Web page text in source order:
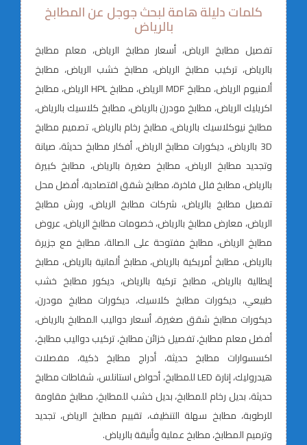
كلمات دليلة هامة لبحث جوجل عن المطابخ
بالرياض
تفصيل مطابخ الرياض، أسعار مطابخ الرياض، معلم مطابخ
بالرياض، تركيب مطابخ الرياض، مطابخ خشب الرياض، مطابخ
ألمنيوم الرياض، مطابخ MDF الرياض، مطابخ HPL الرياض، مطابخ
اكريليك الرياض، مطابخ مودرن بالرياض، مطابخ كلاسيك بالرياض،
مطابخ نيوكلاسيك بالرياض، مطابخ رخام بالرياض، تصميم مطابخ
3D بالرياض، ديكورات مطابخ الرياض، أفكار مطابخ حديثة، صيانة
وتجديد مطابخ الرياض، مطابخ صغيرة بالرياض، مطابخ كبيرة
بالرياض، مطابخ فلل فاخرة، مطابخ شقق اقتصادية، أفضل محل
تفصيل مطابخ بالرياض، شركات مطابخ الرياض، ورش مطابخ
الرياض، معارض مطابخ بالرياض، خصومات مطابخ الرياض، عروض
مطابخ الرياض، مطابخ مفتوحة على الصالة، مطابخ مع جزيرة
بالرياض، مطابخ أمريكية بالرياض، مطابخ ألمانية بالرياض، مطابخ
إيطالية بالرياض، مطابخ تركية بالرياض، ديكور مطابخ خشب
طبيعي، ديكورات مطابخ كلاسيك، ديكورات مطابخ مودرن،
ديكورات مطابخ شقق صغيرة، أسعار دواليب المطابخ بالرياض،
أفضل معلم مطابخ، تفصيل خزائن مطابخ، تركيب دواليب مطابخ،
اكسسوارات مطابخ حديثة، أدراج مطابخ ذكية، مفصلات
هيدروليك، إنارة LED للمطابخ، أحواض استانلس، شفاطات مطابخ
حديثة، بديل رخام للمطابخ، بديل خشب للمطابخ، مطابخ مقاومة
للرطوبة، مطابخ سهلة التنظيف، تقييم مطابخ الرياض، تجديد
وترميم المطابخ، مطابخ عملية وأنيقة بالرياض.